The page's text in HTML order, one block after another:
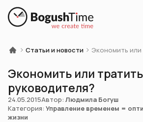
Статьи и новости Экономить или
Экономить или
руководителя?
24.05.2015Автор: Людмила Богуш
Категория: Управление временем =
жизни